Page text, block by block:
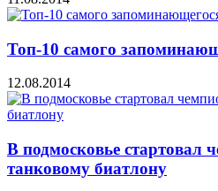
Топ-10 самого
12.08.2014
В подмосковье стартовал
танковому биатлону